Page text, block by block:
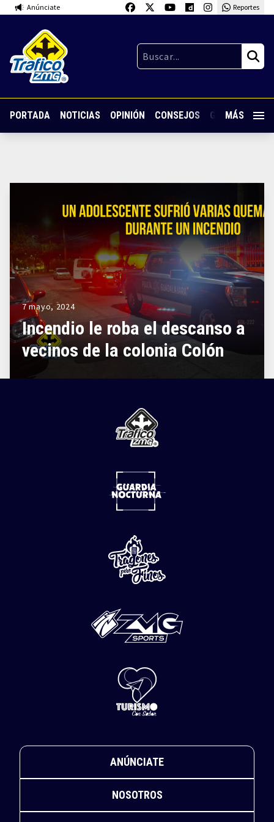
Anúnciate Reportes
PORTADA NOTICIAS OPINIÓN CONSEJOS GUARDIA
MÁS
7 mayo, 2024
Incendio le roba el descanso a
vecinos de la colonia Colón
ANÚNCIATE
NOSOTROS